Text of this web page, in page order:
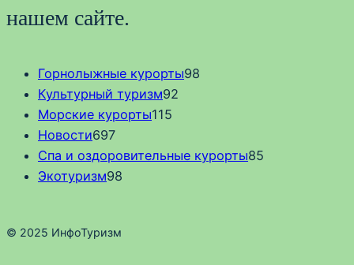
нашем сайте.
Горнолыжные курорты98
Культурный туризм92
Морские курорты115
Новости697
Спа и оздоровительные курорты85
Экотуризм98
© 2025 ИнфоТуризм